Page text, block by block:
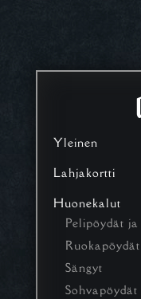
Yleinen
Lahjakortti
Huonekalut
Pelipöydät
Sängyt
Sohvapöydät